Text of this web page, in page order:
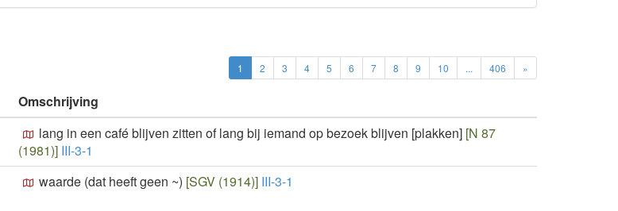
1 2 3 4 5 6 7 8 9 10 ... 406 »
Omschrijving
lang in een café blijven zitten of lang bij iemand op bezoek blijven [plakken] [N 87
(1981)] III-3-1
waarde (dat heeft geen ~) [SGV (1914)] III-3-1